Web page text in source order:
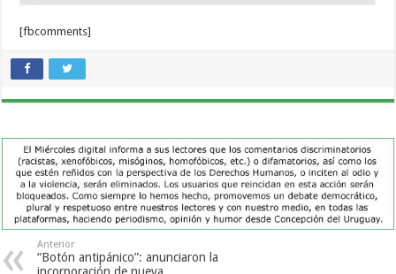
[fbcomments]
Anterior
“Botón antipánico”: anunciaron la